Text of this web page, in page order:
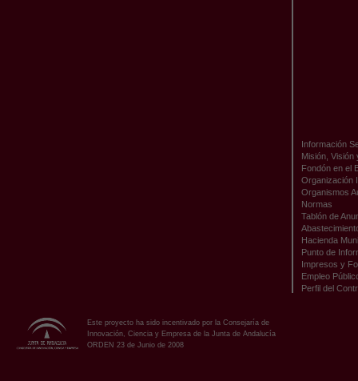
Información
Misión, Visión
Fondón en el
Organización
Organismos
Normas
Tablón de
Hacienda
Punto de
Impresos y
Empleo
Perfil del
Este proyecto ha sido incentivado por la Consejaría de
Innovación, Ciencia y Empresa de la Junta de Andalucía
ORDEN 23 de Junio de 2008